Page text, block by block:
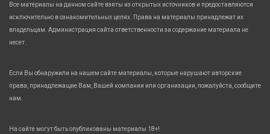
Все материалы на данном сайте взяты из открытых источников и предоставляются
исключительно в ознакомительных целях. Права на материалы принадлежат их
владельцам. Администрация сайта ответственности за содержание материала не
несет.
Если Вы обнаружили на нашем сайте материалы, которые нарушают авторские
права, принадлежащие Вам, Вашей компании или организации, пожалуйста, сообщите
нам.
На сайте могут быть опубликованы материалы 18+!